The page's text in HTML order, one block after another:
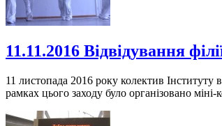
11.11.2016 Відвідування
11 листопада 2016 року колектив Інституту
рамках цього заходу було організовано